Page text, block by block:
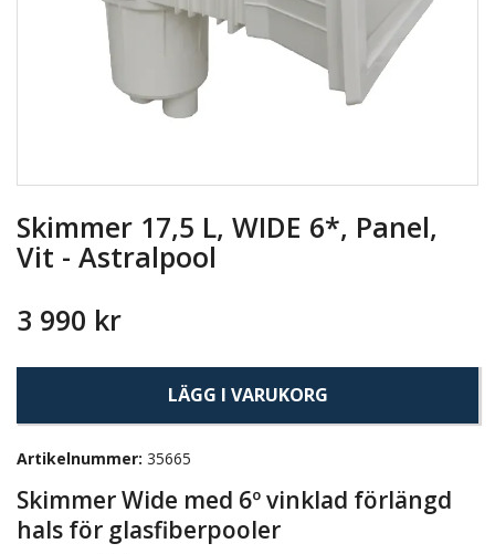
Skimmer 17,5 L, WIDE 6*, Panel,
Vit - Astralpool
3 990 kr
LÄGG I VARUKORG
Artikelnummer: 35665
Skimmer Wide med 6º vinklad förlängd
hals för glasfiberpooler